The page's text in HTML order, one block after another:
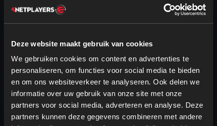
Deze website maakt gebruik van cookies
We gebruiken cookies om content en advertenties te
personaliseren, om functies voor social media te bieden
en om ons websiteverkeer te analyseren. Ook delen we
informatie over uw gebruik van onze site met onze
partners voor social media, adverteren en analyse. Deze
partners kunnen deze gegevens combineren met andere
magisch gevulde paddenstoel.
en dat kun je dan in de
Weiden
wolvenspiesjes of een salade van.
Uit één ui kun je opnieuw drie zaden
winnen.
: Is de eerste van twee